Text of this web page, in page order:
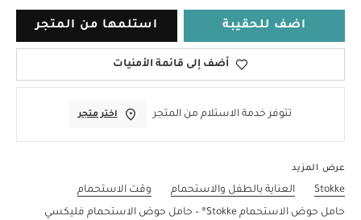
اضف للحقيبة استلمها من المتجر
أضف إلى قائمة الأمنيات
تتوفر خدمة الاستلام من المتجر اختر متجر
عرض المزيد
Stokke العناية بالطفل والاستحمام
وقت الاستحمام
حامل حوض الاستحمام Stokke® – حامل حوض الاستحمام فليكسي